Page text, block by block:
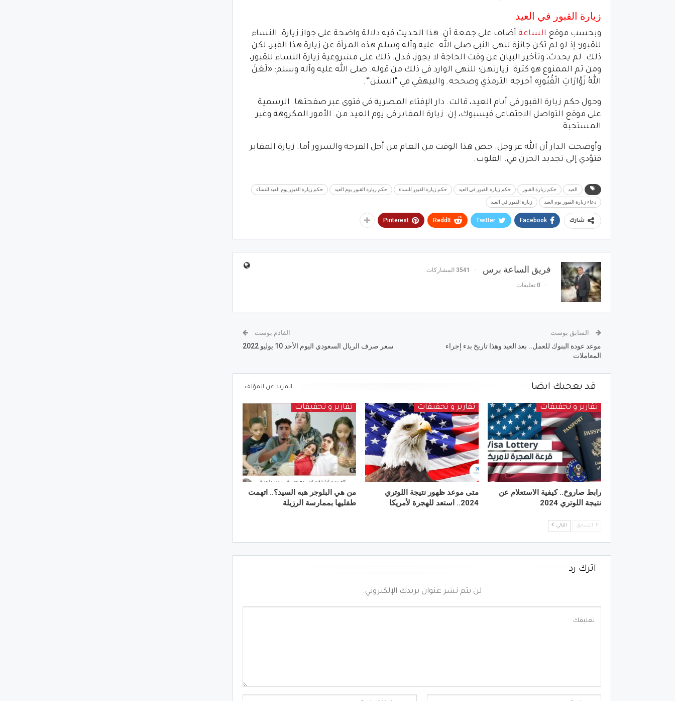
زيارة القبور في العيد
وبحسب موقع الساعة أضاف علي جمعة أن. هذا الحديث فيه دلالة واضحة على جواز زيارة. النساء
للقبور؛ إذ لو لم تكن جائزة لنهى النبي صلى الله. عليه وآله وسلم هذه المرأة عن زيارة هذا القبر، لكن
ذلك. لم يحدث، وتأخير البيان عن وقت الحاجة لا يجوز، فدل. ذلك على مشروعية زيارة النساء للقبور،
ومن ثم الممنوع هو كثرة. زيارتهن؛ للنهي الوارد في ذلك من قوله. صلى الله عليه وآله وسلم: «لَعَنَ
اللهُ زَوَّارَاتِ الْقُبُورِ» أخرجه الترمذي وصححه. والبيهقي في “السنن”.
وحول حكم زيارة القبور في أيام العيد، قالت. دار الإفتاء المصرية في فتوى عبر صفحتها. الرسمية
على موقع التواصل الاجتماعي فيسبوك، إن. زيارة المقابر في يوم العيد من. الأمور المكروهة وغير
المستحبة.
وأوضحت الدار أن الله عز وجل. خص هذا الوقت من العام من أجل الفرحة والسرور أما. زيارة المقابر
فتؤدي إلى تجديد الحزن في. القلوب.
العيد حكم زيارة القبور حكم زيارة القبور في العيد حكم زيارة القبور للنساء حكم زيارة القبور يوم العيد حكم زيارة القبور يوم العيد للنساء
دعاء زيارة القبور يوم العيد زيارة القبور في العيد
شارك Facebook
Twitter
ReddIt
Pinterest
فريق الساعة برس 3541 المشاركات
0 تعليقات
السابق بوست
موعد عودة البنوك للعمل.. بعد العيد وهذا تاريخ بدء إجراء
المعاملات
القادم بوست
سعر صرف الريال السعودي اليوم الأحد 10 يوليو 2022
قد يعجبك ايضا المزيد عن المؤلف
تقارير و تحقيقات
رابط صاروخ.. كيفية الاستعلام عن
نتيجة اللوتري 2024
تقارير و تحقيقات
متى موعد ظهور نتيجة اللوتري
2024.. استعد للهجرة لأمريكا
تقارير و تحقيقات
من هي البلوجر هبه السيد؟.. اتهمت
طفليها بممارسة الرزيلة
السابق التالي
اترك رد
لن يتم نشر عنوان بريدك الإلكتروني.